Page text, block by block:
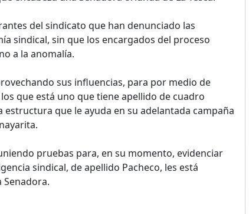
del sindicato que han denunciado las
sindical, sin que los encargados del proceso
a la anomalía.
sus influencias, para por medio de
que está uno que tiene apellido de cuadro
que le ayuda en su adelantada campaña
pruebas para, en su momento, evidenciar
sindical, de apellido Pacheco, les está
Senadora.